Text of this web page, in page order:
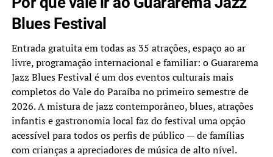
Blues Festival
Entrada gratuita em todas as 35 atrações, espaço ao ar
livre, programação internacional e familiar: o Guararema
Jazz Blues Festival é um dos eventos culturais mais
completos do Vale do Paraíba no primeiro semestre de
2026. A mistura de jazz contemporâneo, blues, atrações
infantis e gastronomia local faz do festival uma opção
acessível para todos os perfis de público — de famílias
com crianças a apreciadores de música de alto nível.